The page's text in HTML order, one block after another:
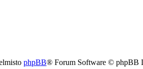
phpBB® Forum Software © phpBB